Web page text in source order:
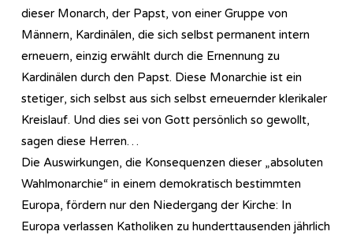
dieser Monarch, der Papst, von einer Gruppe von
Männern, Kardinälen, die sich selbst permanent intern
erneuern, einzig erwählt durch die Ernennung zu
Kardinälen durch den Papst. Diese Monarchie ist ein
stetiger, sich selbst aus sich selbst erneuernder klerikaler
Kreislauf. Und dies sei von Gott persönlich so gewollt,
sagen diese Herren…
Die Auswirkungen, die Konsequenzen dieser „absoluten
Wahlmonarchie“ in einem demokratisch bestimmten
Europa, fördern nur den Niedergang der Kirche: In
Europa verlassen Katholiken zu hunderttausenden jährlich